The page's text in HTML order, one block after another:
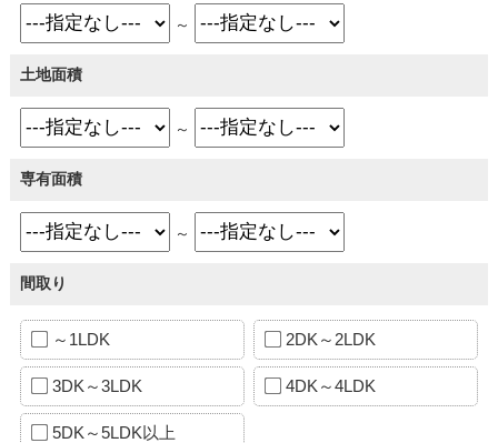
～
土地面積
～
専有面積
～
間取り
～1LDK 2DK～2LDK
3DK～3LDK 4DK～4LDK
5DK～5LDK以上